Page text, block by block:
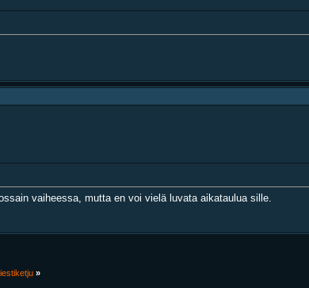
vaiheessa, mutta en voi vielä luvata aikataulua sille.
»